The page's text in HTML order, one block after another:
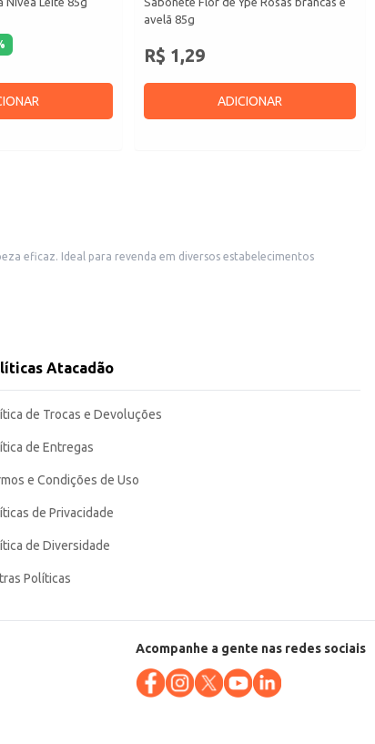
avelã 85g
R$ 1,29
ADICIONAR
facilita o manuseio e a venda, tornando-o uma opção atrativa
Atacadão
de Trocas e Devoluções
de Entregas
e Condições de Uso
de Privacidade
de Diversidade
Políticas
Acompanhe a gente nas redes sociais